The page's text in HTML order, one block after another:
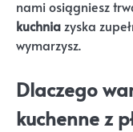
nami osiągniesz
kuchniazyska
wymarzysz.
Dlaczego
kuchenne z